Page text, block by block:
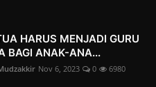
HARUS MENJADI GURU
BAGI ANAK-ANA...
Nov 6, 2023 0 6980